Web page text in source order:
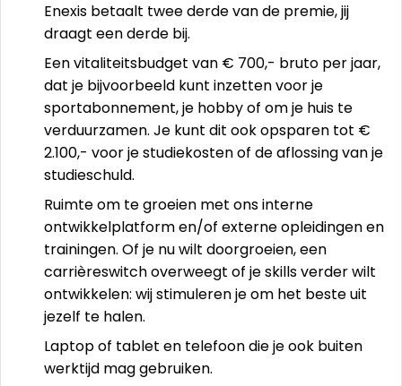
Enexis betaalt twee derde van de premie, jij
draagt een derde bij.
Een vitaliteitsbudget van € 700,- bruto per jaar,
dat je bijvoorbeeld kunt inzetten voor je
sportabonnement, je hobby of om je huis te
verduurzamen. Je kunt dit ook opsparen tot €
2.100,- voor je studiekosten of de aflossing van je
studieschuld.
Ruimte om te groeien met ons interne
ontwikkelplatform en/of externe opleidingen en
trainingen. Of je nu wilt doorgroeien, een
carrièreswitch overweegt of je skills verder wilt
ontwikkelen: wij stimuleren je om het beste uit
jezelf te halen.
Laptop of tablet en telefoon die je ook buiten
werktijd mag gebruiken.